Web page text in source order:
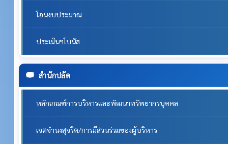
โอนงบประมาณ
ประเมินฯโบนัส
สำนักปลัด
หลักเกณฑ์การบริหารและพัฒนาทรัพยากรบุคคล
เจตจำนงสุจริต/การมีส่วนร่วมของผู้บริหาร